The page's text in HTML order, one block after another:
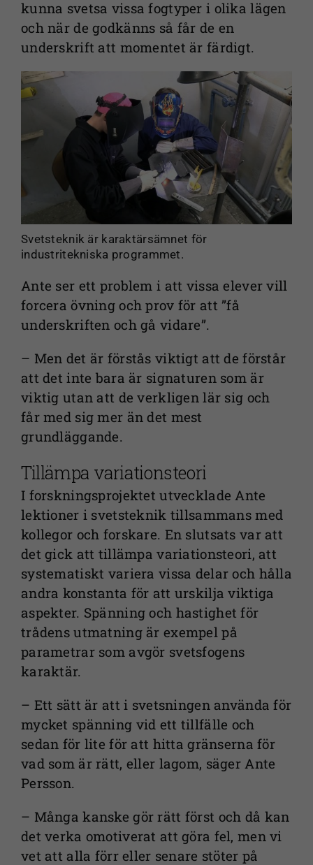
kunna svetsa vissa fogtyper i olika lägen
och när de godkänns så får de en
underskrift att momentet är färdigt.
Svetsteknik är karaktärsämnet för
industritekniska programmet.
Ante ser ett problem i att vissa elever vill
forcera övning och prov för att ”få
underskriften och gå vidare”.
– Men det är förstås viktigt att de förstår
att det inte bara är signaturen som är
viktig utan att de verkligen lär sig och
får med sig mer än det mest
grundläggande.
Tillämpa variationsteori
I forskningsprojektet utvecklade Ante
lektioner i svetsteknik tillsammans med
kollegor och forskare. En slutsats var att
det gick att tillämpa variationsteori, att
systematiskt variera vissa delar och hålla
andra konstanta för att urskilja viktiga
aspekter. Spänning och hastighet för
trådens utmatning är exempel på
parametrar som avgör svetsfogens
karaktär.
– Ett sätt är att i svetsningen använda för
mycket spänning vid ett tillfälle och
sedan för lite för att hitta gränserna för
vad som är rätt, eller lagom, säger Ante
Persson.
– Många kanske gör rätt först och då kan
det verka omotiverat att göra fel, men vi
vet att alla förr eller senare stöter på